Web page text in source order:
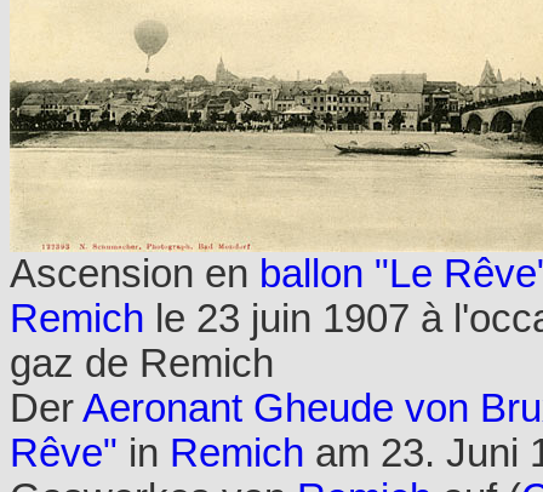
Ascension en ballon "Le
Remich le 23 juin 1907 à
gaz de Remich
DerAeronant Gheude von
Rêve" in Remich am 23. Juni